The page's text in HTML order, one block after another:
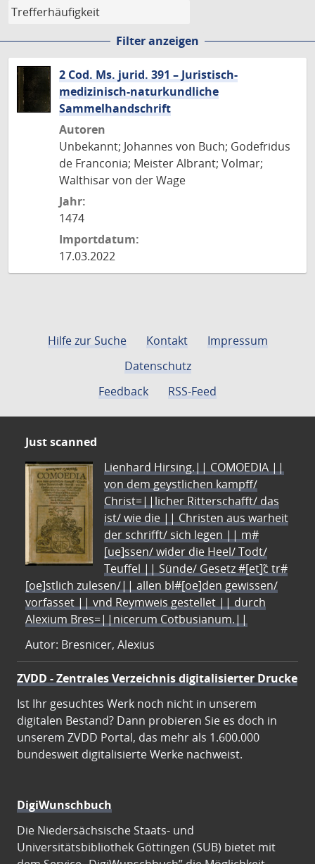
Filter anzeigen
2 Cod. Ms. jurid. 391 – Juristisch-
medizinisch-naturkundliche
Sammelhandschrift
Autoren
Unbekannt; Johannes von Buch; Godefridus
de Franconia; Meister Albrant; Volmar;
Walthisar von der Wage
Jahr:
1474
Importdatum:
17.03.2022
Hilfe zur Suche Kontakt
Impressum
Datenschutz
Feedback
RSS-Feed
Just scanned
Lienhard Hirsing.|| COMOEDIA ||
von dem geystlichen kampff/
Christ=||licher Ritterschafft/ das
ist/ wie die || Christen aus warheit
der schrifft/ sich legen || m#
[ue]ssen/ wider die Heel/ Todt/
Teuffel || Sünde/ Gesetz #[et]c̃ tr#
[oe]stlich zulesen/|| allen bl#[oe]den gewissen/
vorfasset || vnd Reymweis gestellet || durch
Alexium Bres=||nicerum Cotbusianum.||
Autor: Bresnicer, Alexius
ZVDD - Zentrales Verzeichnis digitalisierter Drucke
Ist Ihr gesuchtes Werk noch nicht in unserem
digitalen Bestand? Dann probieren Sie es doch in
unserem ZVDD Portal, das mehr als 1.600.000
bundesweit digitalisierte Werke nachweist.
DigiWunschbuch
Die Niedersächsische Staats- und
Universitätsbibliothek Göttingen (SUB) bietet mit